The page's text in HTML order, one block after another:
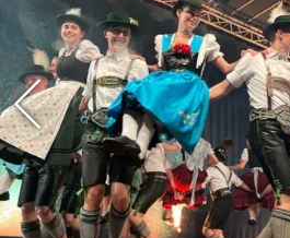
Leistungen der deutschen
unsere Ruhpoldinger
Nawrath. Preuß glänzte mit
im Einzel und Massenstart
der Staffel. Nawrath sicherte
dritten Platz in der Staffel.
Glückwunsch an unsere
herausragenden Leistungen!